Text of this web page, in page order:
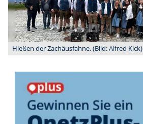
Hießen der Zachäusfahne. (Bild: Alfred Kick)